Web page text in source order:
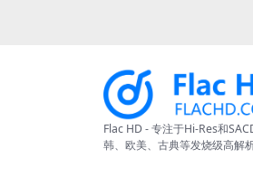
Flac HD - 专注于Hi-Res和
韩、欧美、古典等发烧级高解